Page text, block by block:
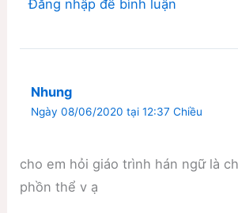
Đăng nhập để bình luận
Nhung
Ngày 08/06/2020 tại 12:37 Chiều
cho em hỏi giáo trình hán ngữ là
phồn thể v ạ